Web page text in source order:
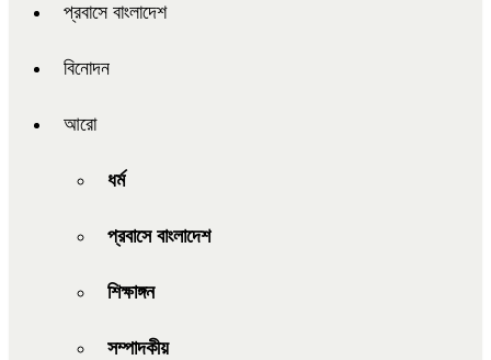
প্রবাসে বাংলাদেশ
বিনোদন
আরো
ধর্ম
প্রবাসে বাংলাদেশ
শিক্ষাঙ্গন
সম্পাদকীয়